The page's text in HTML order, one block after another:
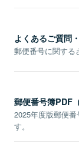
よくあるご質問
郵便番号に関する
郵便番号簿PDF
2025年度版郵便
す。